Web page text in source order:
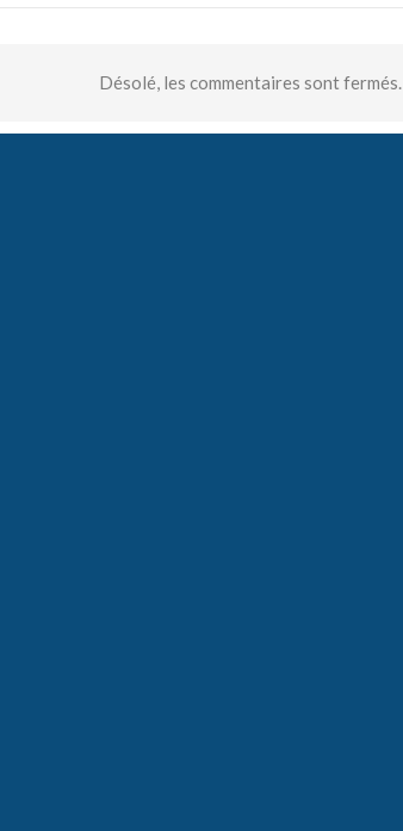
Désolé, les commentaires sont fermés.